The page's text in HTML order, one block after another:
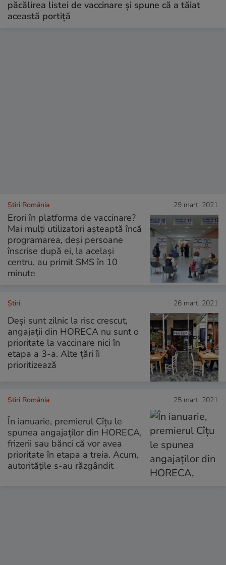
păcălirea listei de vaccinare și spune că a tăiat
această portiță
Știri România 29 mart. 2021
Erori în platforma de vaccinare?
Mai mulţi utilizatori așteaptă încă
programarea, deşi persoane
înscrise după ei, la acelaşi
centru, au primit SMS în 10
minute
Ştiri 26 mart. 2021
Deşi sunt zilnic la risc crescut,
angajaţii din HORECA nu sunt o
prioritate la vaccinare nici în
etapa a 3-a. Alte ţări îi
prioritizează
Știri România 25 mart. 2021
În ianuarie, premierul Cîțu le
spunea angajaților din HORECA,
frizerii sau bănci că vor avea
prioritate în etapa a treia. Acum,
autoritățile s-au răzgândit